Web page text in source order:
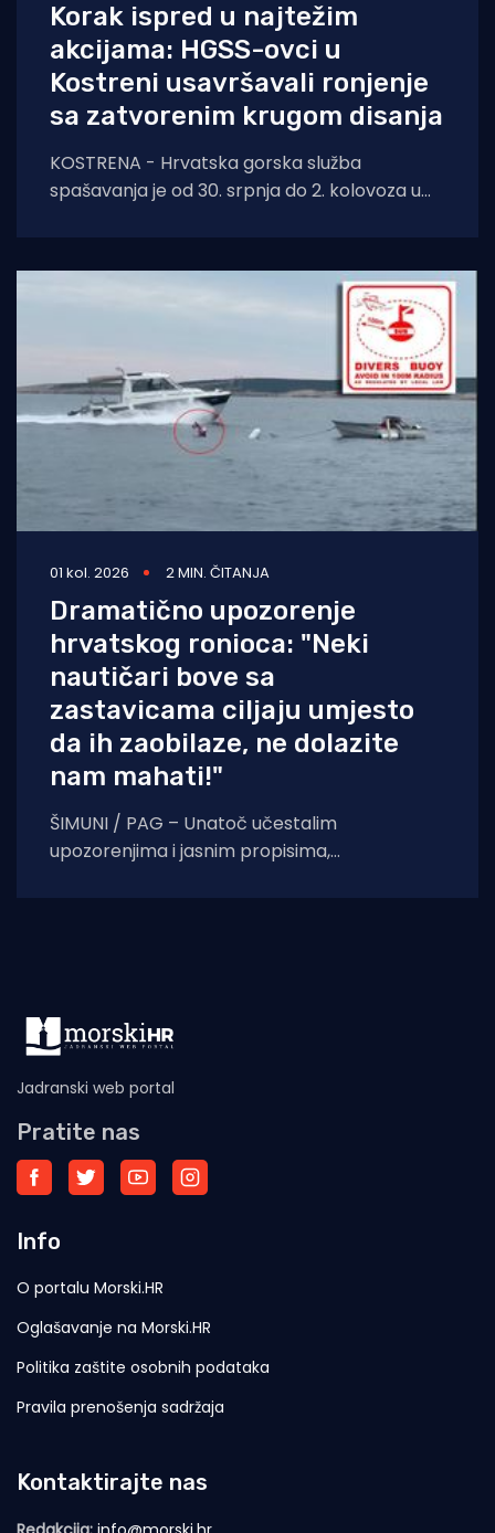
Korak ispred u najtežim
akcijama: HGSS-ovci u
Kostreni usavršavali ronjenje
sa zatvorenim krugom disanja
KOSTRENA - Hrvatska gorska služba
spašavanja je od 30. srpnja do 2. kolovoza u
01 kol. 2026 2 MIN. ČITANJA
Dramatično upozorenje
hrvatskog ronioca: "Neki
nautičari bove sa
zastavicama ciljaju umjesto
da ih zaobilaze, ne dolazite
nam mahati!"
ŠIMUNI / PAG – Unatoč učestalim
upozorenjima i jasnim propisima,
Jadranski web portal
Pratite nas
Info
O portalu Morski.HR
Oglašavanje na Morski.HR
Politika zaštite osobnih podataka
Pravila prenošenja sadržaja
Kontaktirajte nas